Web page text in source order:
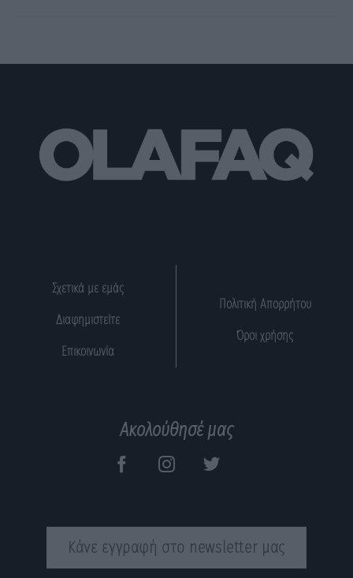
Σχετικά με εμάς
Διαφημιστείτε
Επικοινωνία
Πολιτική Απορρήτου
Όροι χρήσης
Ακολούθησέ μας
Κάνε εγγραφή στο newsletter μας